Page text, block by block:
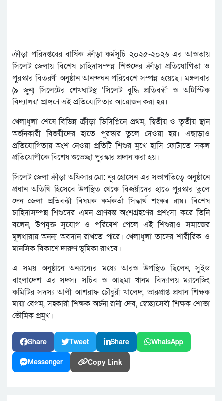
ক্রীড়া পরিদপ্তরের বার্ষিক ক্রীড়া কর্মসূচি ২০২৫-২০২৬ এর আওতায়
সিলেট জেলায় বিশেষ চাহিদাসম্পন্ন শিশুদের ক্রীড়া প্রতিযোগিতা ও
পুরস্কার বিতরণী অনুষ্ঠান আনন্দঘন পরিবেশে সম্পন্ন হয়েছে। মঙ্গলবার
(৯ জুন) সিলেটের শেখঘাটস্থ ‘সিলেট বুদ্ধি প্রতিবন্ধী ও অটিস্টিক
বিদ্যালয়’ প্রাঙ্গণে এই প্রতিযোগিতার আয়োজন করা হয়।
খেলাধুলা শেষে বিভিন্ন ক্রীড়া ডিসিপ্লিনে প্রথম, দ্বিতীয় ও তৃতীয় স্থান
অর্জনকারী বিজয়ীদের হাতে পুরস্কার তুলে দেওয়া হয়। এছাড়াও
প্রতিযোগিতায় অংশ নেওয়া প্রতিটি শিশুর মুখে হাসি ফোটাতে সকল
প্রতিযোগীকে বিশেষ শুভেচ্ছা পুরস্কার প্রদান করা হয়।
সিলেট জেলা ক্রীড়া অফিসার মো: নূর হোসেন এর সভাপতিত্বে অনুষ্ঠানে
প্রধান অতিথি হিসেবে উপস্থিত থেকে বিজয়ীদের হাতে পুরস্কার তুলে
দেন জেলা প্রতিবন্ধী বিষয়ক কর্মকর্তা সিদ্ধার্থ শংকর রায়। বিশেষ
চাহিদাসম্পন্ন শিশুদের এমন প্রাণবন্ত অংশগ্রহণের প্রশংসা করে তিনি
বলেন, উপযুক্ত সুযোগ ও পরিবেশ পেলে এই শিশুরাও সমাজের
মূলধারায় অনন্য অবদান রাখতে পারে। খেলাধুলা তাদের শারীরিক ও
মানসিক বিকাশে দারুণ ভূমিকা রাখবে।
এ সময় অনুষ্ঠানে অন্যান্যের মধ্যে আরও উপস্থিত ছিলেন, সুইড
বাংলাদেশ এর সদস্য সচিব ও আছমা খানম বিদ্যালয় ম্যানেজিং
কমিটির সদস্য আলী আশরাফ চৌধুরী খালেদ, ভারপ্রাপ্ত প্রধান শিক্ষক
মায়া বেগম, সহকারী শিক্ষক অর্চনা রানী দেব, স্বেচ্ছাসেবী শিক্ষক শোভা
ভৌমিক প্রমুখ।
Share Tweet Share WhatsApp
Messenger Copy Link